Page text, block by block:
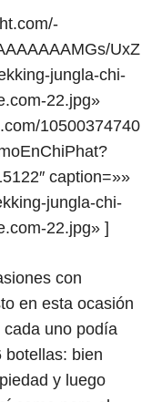
UxZ
jungla-chi-
22.jpg»
10500374740
caption=»»
jungla-chi-
22.jpg» ]
con
en esta ocasión
uno podía
botellas: bien
y luego